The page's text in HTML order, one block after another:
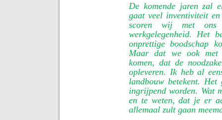
De komende jaren zal
gaat veel inventiviteit
scoren wij met ons
werkgelegenheid. Het
onprettige boodschap
Maar dat we ook met
komen, dat de
opleveren. Ik heb al
landbouw betekent.
ingrijpend worden. Wat
en te weten, dat je er
allemaal zult gaan